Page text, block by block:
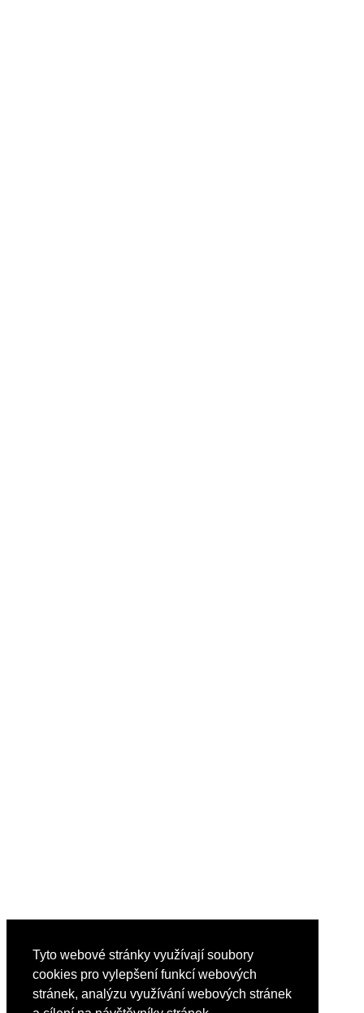
Tyto webové stránky využívají soubory
cookies pro vylepšení funkcí webových
stránek, analýzu využívání webových stránek